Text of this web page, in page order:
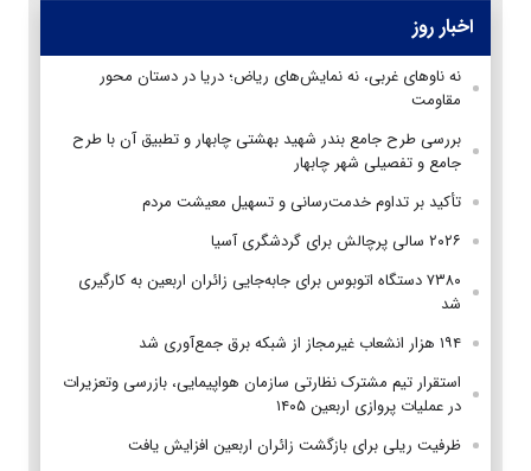
اخبار روز
نه ناوهای غربی، نه نمایش‌های ریاض؛ دریا در دستان محور
مقاومت
بررسی طرح جامع بندر شهید بهشتی چابهار و تطبیق آن با طرح
جامع و تفصیلی شهر چابهار
تأکید بر تداوم خدمت‌رسانی و تسهیل معیشت مردم
۲۰۲۶ سالی پرچالش برای گردشگری آسیا
۷۳۸۰ دستگاه اتوبوس برای جابه‌جایی زائران اربعین به‌ کارگیری
شد
۱۹۴ هزار انشعاب غیرمجاز از شبکه برق جمع‌آوری شد
استقرار تیم مشترک نظارتی سازمان هواپیمایی، بازرسی وتعزیرات
در عملیات پروازی اربعین ۱۴۰۵
ظرفیت ریلی برای بازگشت زائران اربعین افزایش یافت